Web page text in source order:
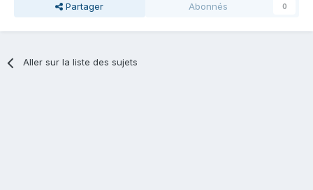
Partager Abonnés 0
Aller sur la liste des sujets